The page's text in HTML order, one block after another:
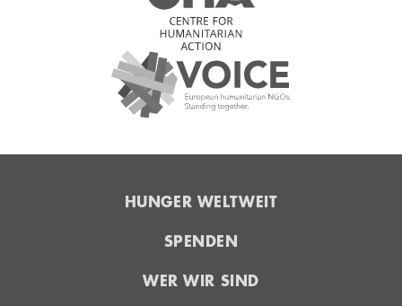
HUNGER WELTWEIT
SPENDEN
WER WIR SIND